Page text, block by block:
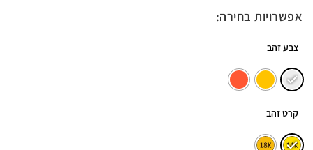
אפשרויות בחירה:
צבע זהב
קרט זהב